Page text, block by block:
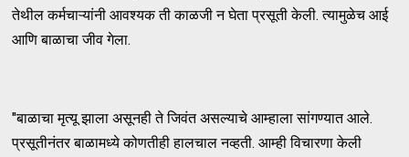
तेथील कर्मचाऱ्यांनी आवश्यक ती काळजी न घेता प्रसूती केली. त्यामुळेच आई
आणि बाळाचा जीव गेला.
"बाळाचा मृत्यू झाला असूनही ते जिवंत असल्याचे आम्हाला सांगण्यात आले.
प्रसूतीनंतर बाळामध्ये कोणतीही हालचाल नव्हती. आम्ही विचारणा केली